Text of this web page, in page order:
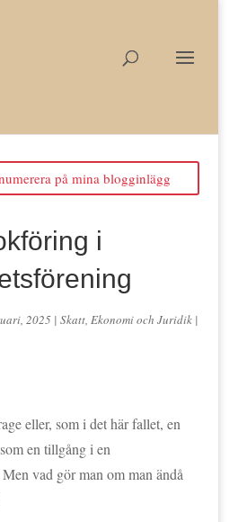
på mina blogginlägg
i
2025| Skatt, Ekonomi och Juridik|
eller, som i det här fallet, en
en tillgång i en
vad gör man om man ändå